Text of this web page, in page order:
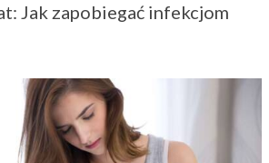
Jak zapobiegać infekcjom